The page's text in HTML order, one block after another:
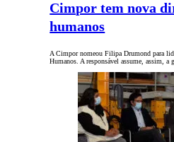
Cimpor tem nova
humanos
A Cimpor nomeou Filipa Drumond para
Humanos. A responsável assume, assim, a